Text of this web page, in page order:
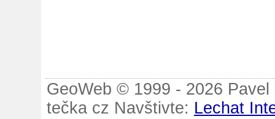
GeoWeb © 1999 - 2026
tečka cz Navštivte: Lechat